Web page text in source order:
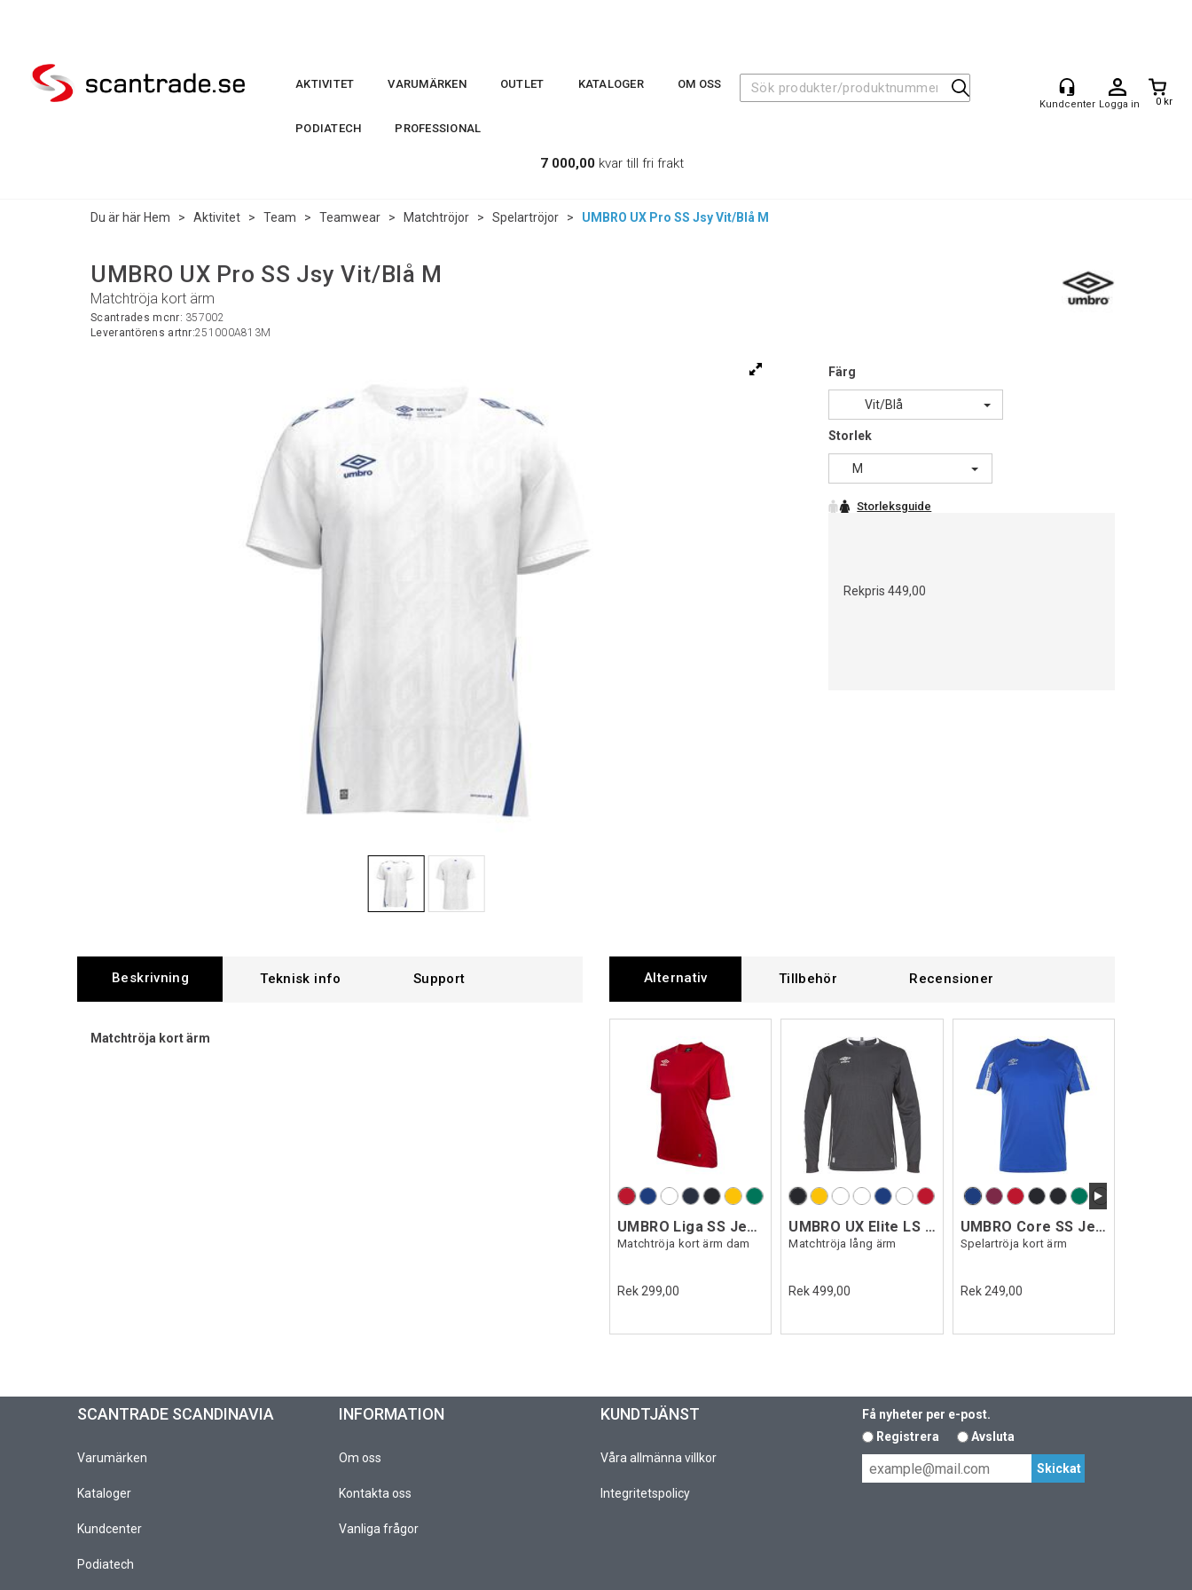
Logga in 0 kr
AKTIVITET VARUMÄRKEN OUTLET KATALOGER OM OSS
PODIATECH PROFESSIONAL
7 000,00 kvar till fri frakt
Du är här Hem > Aktivitet > Team > Teamwear > Matchtröjor > Spelartröjor > UMBRO UX Pro SS Jsy Vit/Blå M
UMBRO UX Pro SS Jsy Vit/Blå M
Matchtröja kort ärm
Scantrades mcnr: 357002
Leverantörens artnr:251000A813M
Färg
Vit/Blå
Storlek
M
Rekpris449,00
Beskrivning Support
Matchtröja kort ärm
Alternativ Tillbehör Recensioner
UMBRO Liga SS Jersey W
Matchtröja kort ärm dam
Rek 299,00
UMBRO UX Elite LS Jsy
Matchtröja lång ärm
Rek 499,00
UMBRO Core SS Jersey
Spelartröja kort ärm
Rek 249,00
SCANTRADE SCANDINAVIA
Varumärken
Kataloger
Kundcenter
Podiatech
INFORMATION
Om oss
Kontakta oss
Vanliga frågor
KUNDTJÄNST
Våra allmänna villkor
Integritetspolicy
Få nyheter per e-post.
Registrera
Avsluta